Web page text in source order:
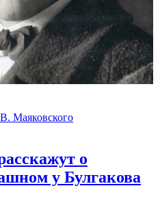
Маяковского
о
у Булгакова